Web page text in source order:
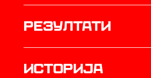
резултати
историја